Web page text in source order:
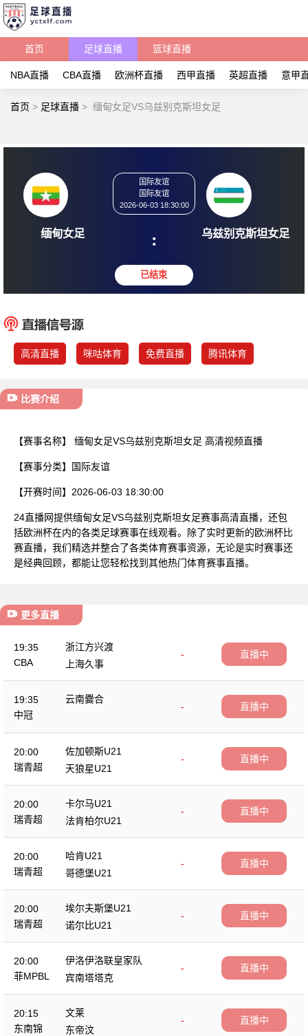
首页 足球直播 篮球直播
NBA直播 CBA直播 欧洲杯直播 西甲直播 英超直播 意甲
首页 > 足球直播 > 缅甸女足VS乌兹别克斯坦女足
国际友谊
:
高清直播 咪咕体育 免费直播 腾讯体育
比赛介绍
【赛事名称】 缅甸女足VS乌兹别克斯坦女足 高清视频直播
【赛事分类】 国际友谊
【开赛时间】 2026-06-03 18:30:00
24直播网提供缅甸女足VS乌兹别克斯坦女足赛事高清直播，还包
括欧洲杯在内的各类足球赛事在线观看。除了实时更新的欧洲杯比
赛直播，我们精选并整合了各类体育赛事资源，无论是实时赛事还
是经典回顾，都能让您轻松找到其他热门体育赛事直播。
更多直播
19:35
CBA
浙江方兴渡
-
上海久事
直播中
19:35
中冠
云南爨合
- 直播中
20:00
瑞青超
佐加顿斯U21
-
天狼星U21
直播中
20:00
瑞青超
卡尔马U21
-
法肯柏尔U21
直播中
20:00
瑞青超
哈肯U21
-
哥德堡U21
直播中
20:00
瑞青超
埃尔夫斯堡U21
-
诺尔比U21
直播中
20:00
菲MPBL
伊洛伊洛联皇家队
-
宾南塔塔克
直播中
20:15
东南锦
文莱
-
东帝汶
直播中